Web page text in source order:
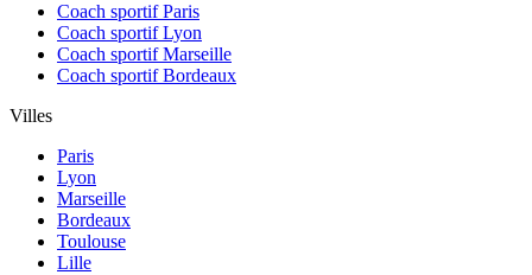
Coach sportif Paris
Coach sportif Lyon
Coach sportif Marseille
Coach sportif Bordeaux
Villes
Paris
Lyon
Marseille
Bordeaux
Toulouse
Lille